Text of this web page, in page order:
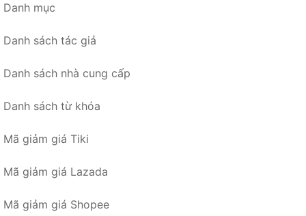
Danh mục
Danh sách tác giả
Danh sách nhà cung cấp
Danh sách từ khóa
Mã giảm giá Tiki
Mã giảm giá Lazada
Mã giảm giá Shopee